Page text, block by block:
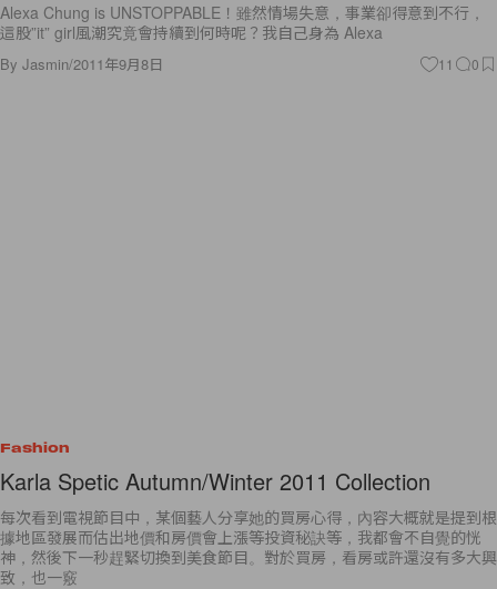
Alexa Chung is UNSTOPPABLE！雖然情場失意，事業卻得意到不行，
這股”it” girl風潮究竟會持續到何時呢？我自己身為 Alexa
By Jasmin/2011年9月8日 11 0
Fashion
Karla Spetic Autumn/Winter 2011 Collection
每次看到電視節目中，某個藝人分享她的買房心得，內容大概就是提到根
據地區發展而估出地價和房價會上漲等投資秘訣等，我都會不自覺的恍
神，然後下一秒趕緊切換到美食節目。對於買房，看房或許還沒有多大興
致，也一竅